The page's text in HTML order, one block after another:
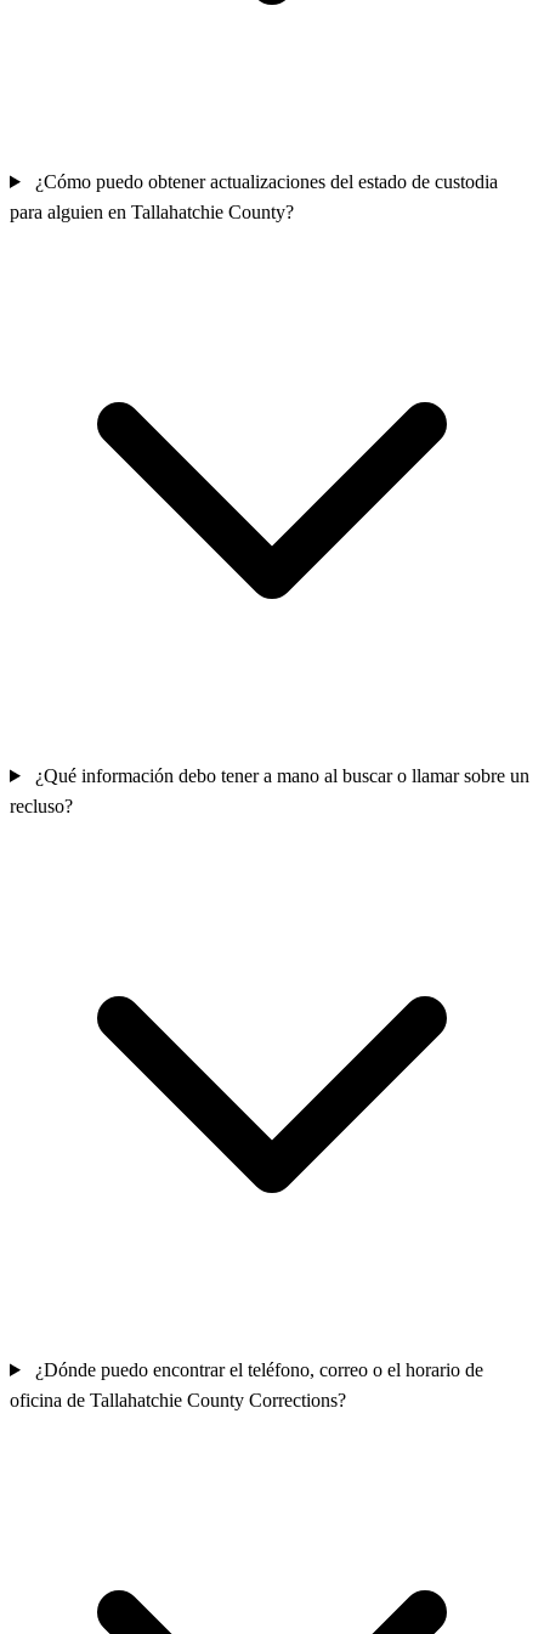
¿Cómo puedo obtener actualizaciones del estado de custodia
para alguien en Tallahatchie County?
¿Qué información debo tener a mano al buscar o llamar sobre un
recluso?
¿Dónde puedo encontrar el teléfono, correo o el horario de
oficina de Tallahatchie County Corrections?